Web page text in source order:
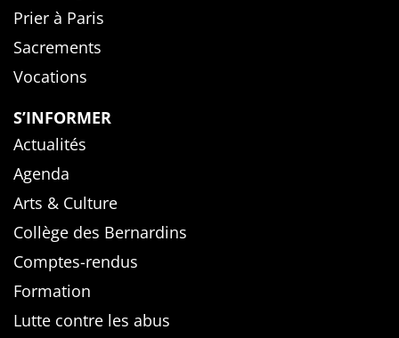
Prier à Paris
Sacrements
Vocations
S’INFORMER
Actualités
Agenda
Arts & Culture
Collège des Bernardins
Comptes-rendus
Formation
Lutte contre les abus